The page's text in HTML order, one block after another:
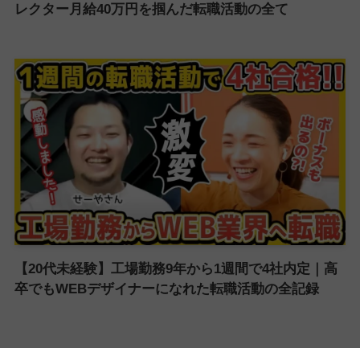
レクター月給40万円を掴んだ転職活動の全て
【20代未経験】工場勤務9年から1週間で4社内定｜高
卒でもWEBデザイナーになれた転職活動の全記録